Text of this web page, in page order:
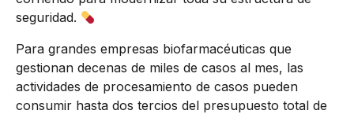
seguridad.
Para grandes empresas biofarmacéuticas que
gestionan decenas de miles de casos al mes, las
actividades de procesamiento de casos pueden
consumir hasta dos tercios del presupuesto total de